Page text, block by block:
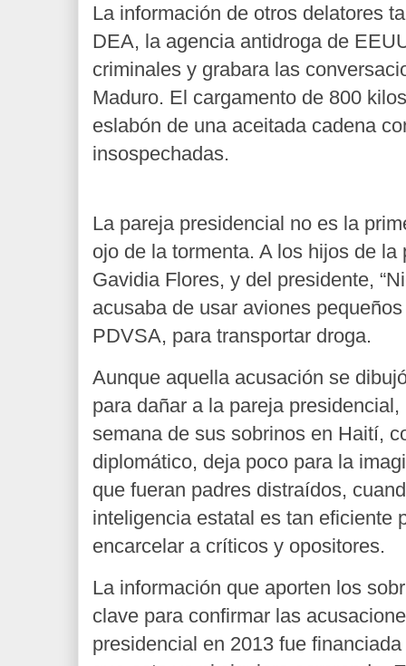
La información de otros delatores
DEA, la agencia antidroga de
criminales y grabara las
Maduro. El cargamento de 800
eslabón de una aceitada cadena
insospechadas.
La pareja presidencial no es la
ojo de la tormenta. A los hijos de
Gavidia Flores, y del presidente,
acusaba de usar aviones
PDVSA, para transportar droga.
Aunque aquella acusación se
para dañar a la pareja
semana de sus sobrinos en Haití,
diplomático, deja poco para la
que fueran padres distraídos,
inteligencia estatal es tan eficiente
encarcelar a críticos y opositores.
La información que aporten los
clave para confirmar las
presidencial en 2013 fue